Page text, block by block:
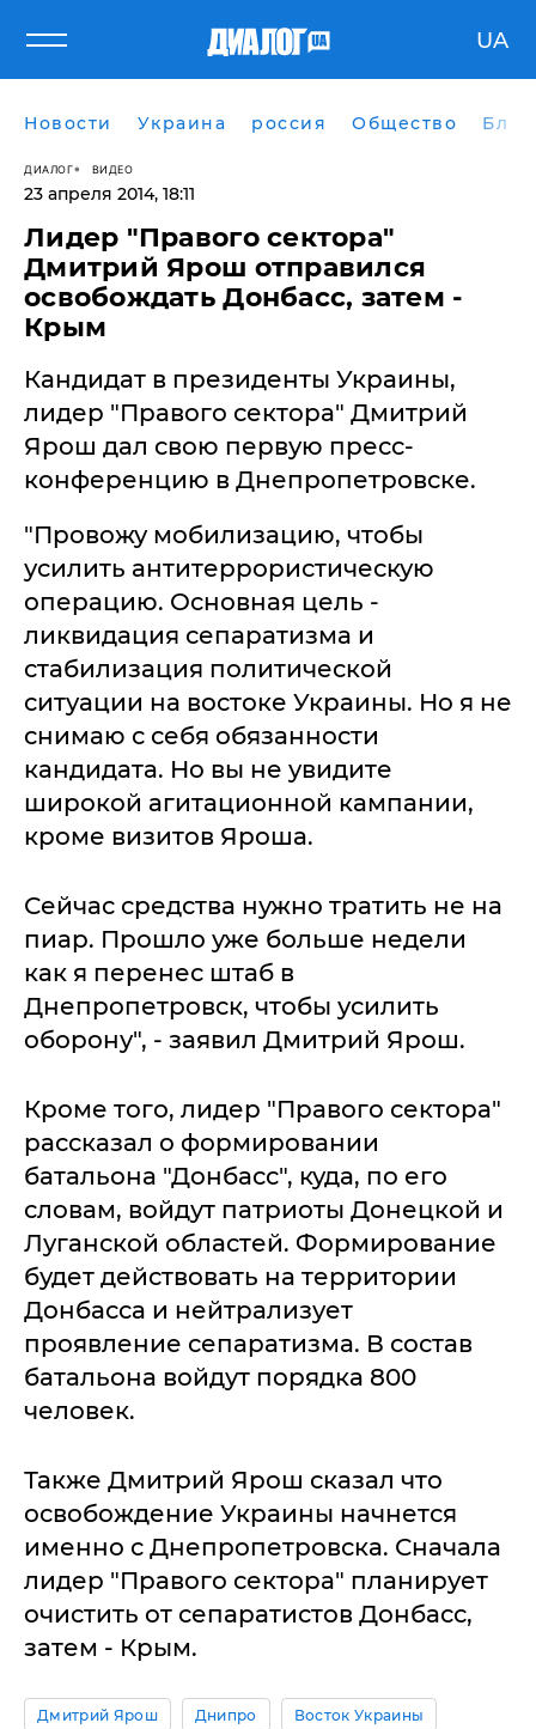
UA
Новости Украина россия Общество
ДИАЛОГ ВИДЕО
23 апреля 2014, 18:11
Лидер "Правого сектора"
Дмитрий Ярош отправился
освобождать Донбасс, затем -
Крым
Кандидат в президенты Украины,
лидер "Правого сектора" Дмитрий
Ярош дал свою первую пресс-
конференцию в Днепропетровске.
"Провожу мобилизацию, чтобы
усилить антитеррористическую
операцию. Основная цель -
ликвидация сепаратизма и
стабилизация политической
ситуации на востоке Украины. Но я не
снимаю с себя обязанности
кандидата. Но вы не увидите
широкой агитационной кампании,
кроме визитов Яроша.
Сейчас средства нужно тратить не на
пиар. Прошло уже больше недели
как я перенес штаб в
Днепропетровск, чтобы усилить
оборону", - заявил Дмитрий Ярош.
Кроме того, лидер "Правого сектора"
рассказал о формировании
батальона "Донбасс", куда, по его
словам, войдут патриоты Донецкой и
Луганской областей. Формирование
будет действовать на территории
Донбасса и нейтрализует
проявление сепаратизма. В состав
батальона войдут порядка 800
человек.
Также Дмитрий Ярош сказал что
освобождение Украины начнется
именно с Днепропетровска. Сначала
лидер "Правого сектора" планирует
очистить от сепаратистов Донбасс,
затем - Крым.
Дмитрий Ярош Днипро Восток Украины